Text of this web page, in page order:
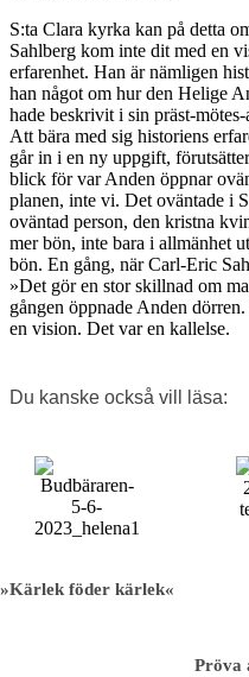
S:ta Clara kyrka kan på detta
Sahlberg kom inte dit med en
erfarenhet. Han är nämligen
han något om hur den Helige
hade beskrivit i sin präst-
Att bära med sig historiens
går in i en ny uppgift,
blick för var Anden öppnar
planen, inte vi. Det oväntade i
oväntad person, den kristna
mer bön, inte bara i allmänhet
bön. En gång, när Carl-Eric
»Det gör en stor skillnad om
gången öppnade Anden
en vision. Det var en kallelse.
Du kanske också vill läsa:
»Kärlek föder kärlek«
Pröva